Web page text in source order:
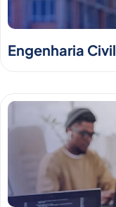
Engenharia Civil